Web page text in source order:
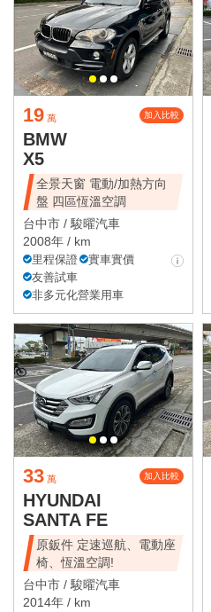
19 萬 加入比較
BMW
X5
全景天窗 電動/加熱方向
盤 四區恆溫空調
台中市 / 駿曜汽車
2008年 / km
里程保證
實車實價
友善試車
非多元化營業用車
33 萬 加入比較
HYUNDAI
SANTA FE
原鈑件 定速巡航、電動座
椅、恆溫空調!
台中市 / 駿曜汽車
2014年 / km